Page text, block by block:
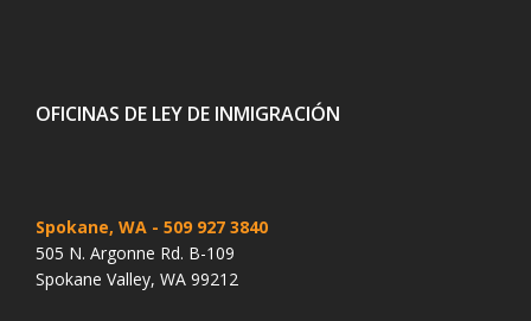
OFICINAS DE LEY DE INMIGRACIÓN
Spokane, WA - 509 927 3840
505 N. Argonne Rd. B-109
Spokane Valley, WA 99212